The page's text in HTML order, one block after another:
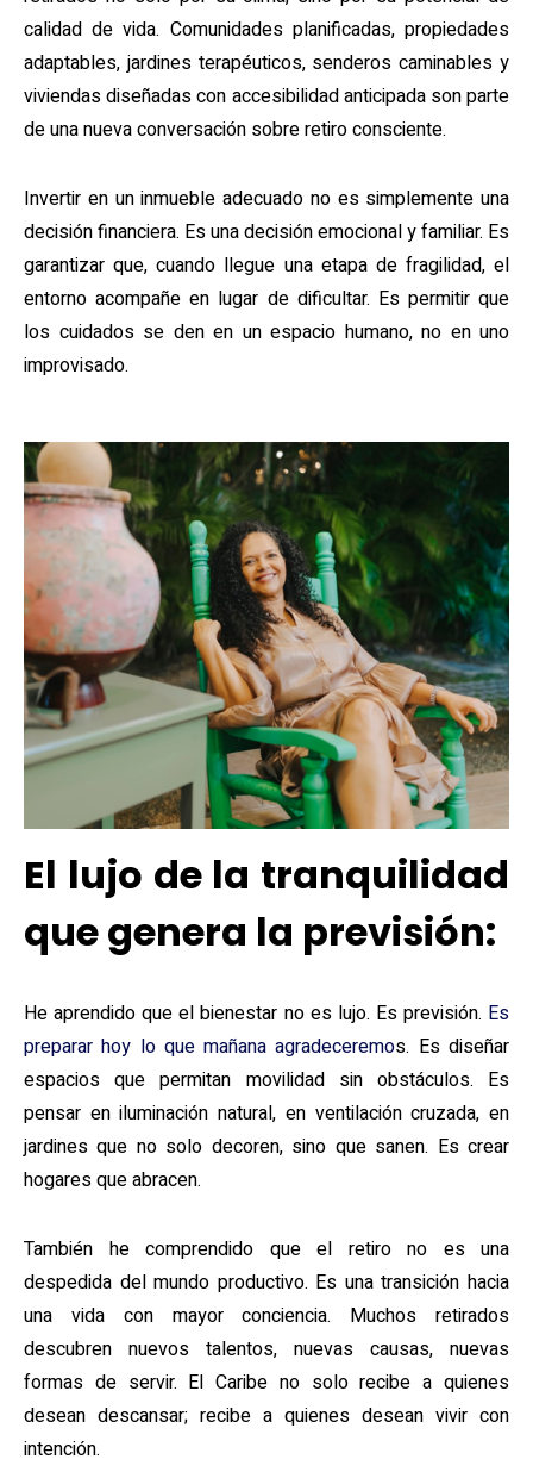
calidad de vida. Comunidades planificadas, propiedades
adaptables, jardines terapéuticos, senderos caminables y
viviendas diseñadas con accesibilidad anticipada son parte
de una nueva conversación sobre retiro consciente.
Invertir en un inmueble adecuado no es simplemente una
decisión financiera. Es una decisión emocional y familiar. Es
garantizar que, cuando llegue una etapa de fragilidad, el
entorno acompañe en lugar de dificultar. Es permitir que
los cuidados se den en un espacio humano, no en uno
improvisado.
El lujo de la tranquilidad
que genera la previsión:
He aprendido que el bienestar no es lujo. Es previsión. Es
preparar hoy lo que mañana agradeceremos. Es diseñar
espacios que permitan movilidad sin obstáculos. Es
pensar en iluminación natural, en ventilación cruzada, en
jardines que no solo decoren, sino que sanen. Es crear
hogares que abracen.
También he comprendido que el retiro no es una
despedida del mundo productivo. Es una transición hacia
una vida con mayor conciencia. Muchos retirados
descubren nuevos talentos, nuevas causas, nuevas
formas de servir. El Caribe no solo recibe a quienes
desean descansar; recibe a quienes desean vivir con
intención.